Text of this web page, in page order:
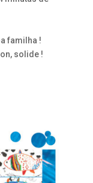
familha !
solide !